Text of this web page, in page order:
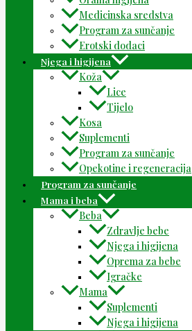
Medicinska sredstva
Program za sunčanje
Erotski dodaci
Njega i higijena
Koža
Lice
Tijelo
Kosa
Suplementi
Program za sunčanje
Opekotine i regeneracija
Program za sunčanje
Mama i beba
Beba
Zdravlje bebe
Njega i higijena
Oprema za bebe
Igračke
Mama
Suplementi
Njega i higijena